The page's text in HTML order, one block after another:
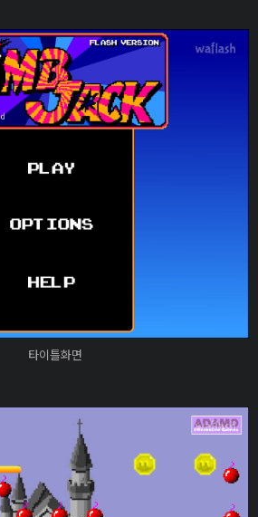
타이틀화면